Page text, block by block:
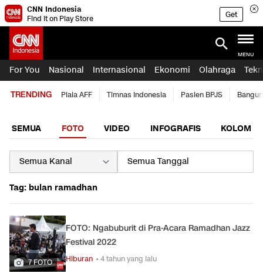
CNN Indonesia
Find it on Play Store
Get
MENU
For You Nasional Internasional Ekonomi Olahraga
TRENDING Piala AFF Timnas Indonesia Pasien BPJS
SEMUA FOTO VIDEO INFOGRAFIS KOLOM
Tag: bulan ramadhan
7 FOTO
FOTO: Ngabuburit di Pra-Acara Ramadhan Jazz
Festival 2022
Hiburan • 4 tahun yang lalu